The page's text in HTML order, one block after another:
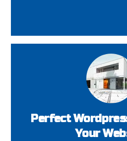
Perfect
Your